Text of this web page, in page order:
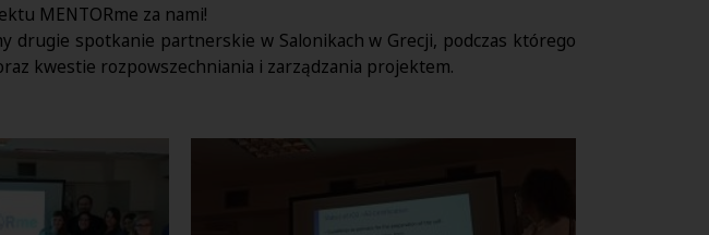
MENTORme za nami!
drugie spotkanie partnerskie w Salonikach w Grecji, podczas którego
kwestie rozpowszechniania i zarządzania projektem.